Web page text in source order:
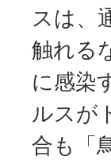
スは、
触れる
に感染
ルスが
合も「